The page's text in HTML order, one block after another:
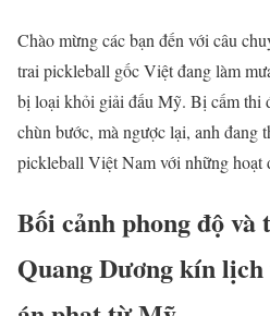
Chào mừng các bạn đến với câu
trai pickleball gốc Việt đang làm
bị loại khỏi giải đấu Mỹ. Bị cấm thi
chùn bước, mà ngược lại, anh đang
pickleball Việt Nam với những hoạt
Bối cảnh phong độ và
Quang Dương kín